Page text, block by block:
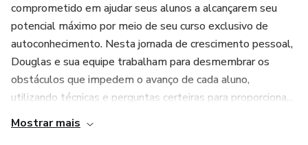
comprometido em ajudar seus alunos a alcançarem seu
potencial máximo por meio de seu curso exclusivo de
autoconhecimento. Nesta jornada de crescimento pessoal,
Douglas e sua equipe trabalham para desmembrar os
obstáculos que impedem o avanço de cada aluno,
utilizando técnicas e perguntas certeiras para proporciona...
Mostrar mais